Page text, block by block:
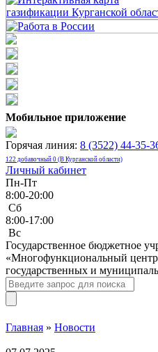
Мобильное приложение
Горячая линия: 8 (3522) 44-35-
122 добавочный 0 (В Курганской области)
Личный кабинет
Пн-Пт
8:00-20:00
Сб
8:00-17:00
Bc
Государственное бюджетное
«Многофункциональный
государственных и
Главная » Новости